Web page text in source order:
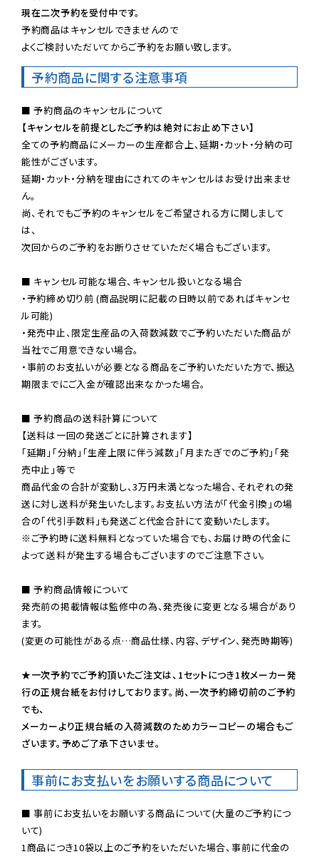
現在二次予約を受付中です。
予約商品はキャンセルできませんので
よくご検討いただいてからご予約をお願い致します。
予約商品に関する注意事項
【キャンセルを前提としたご予約は絶対にお止め下さい】
全ての予約商品にメーカーの生産都合上、延期・カット・分納の可
能性がございます。
延期・カット・分納を理由にされてのキャンセルはお受け出来ませ
ん。
尚、それでもご予約のキャンセルをご希望される方に関しまして
は、
次回からのご予約をお断りさせていただく場合もございます。
■ キャンセル可能な場合、キャンセル扱いとなる場合
・予約締め切り前 (商品説明に記載の日時以前であればキャンセ
ル可能)
・発売中止、限定生産品の入荷数減数でご予約いただいた商品が
当社でご用意できない場合。
・事前のお支払いが必要となる商品をご予約いただいた方で、振込
期限までにご入金が確認出来なかった場合。
■ 予約商品の送料計算について
【送料は一回の発送ごとに計算されます】
「延期」「分納」「生産上限に伴う減数」「月またぎでのご予約」「発
売中止」等で
商品代金の合計が変動し、3万円未満となった場合、それぞれの発
送に対し送料が発生いたします。お支払い方法が「代金引換」の場
※ご予約時に送料無料となっていた場合でも、お届け時の代金に
よって送料が発生する場合もございますのでご注意下さい。
■ 予約商品情報について
発売前の掲載情報は監修中の為、発売後に変更となる場合があり
ます。
(変更の可能性がある点…商品仕様、内容、デザイン、発売時期等)
★一次予約でご予約頂いたご注文は、1セットにつき1枚メーカー発
行の正規台紙をお付けしております。尚、一次予約締切前のご予約
でも、
メーカーより正規台紙の入荷減数のためカラーコピーの場合もご
ざいます。予めご了承下さいませ。
事前にお支払いをお願いする商品について
■ 事前にお支払いをお願いする商品について(大量のご予約につ
いて)
1商品につき10袋以上のご予約をいただいた場合、事前に代金の